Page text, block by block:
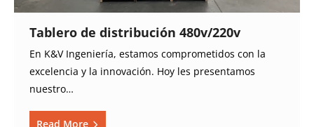
Tablero de distribución 480v/220v
En K&V Ingeniería, estamos comprometidos con la
excelencia y la innovación. Hoy les presentamos
nuestro…
Read More